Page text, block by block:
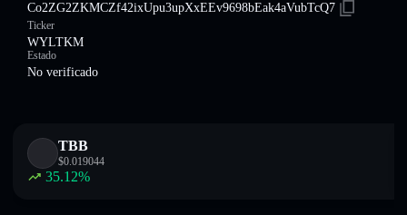
Co2ZG2ZKMCZf42ixUpu3upXxEEv9698bEak4aVubTcQ7
Ticker
WYLTKM
Estado
No verificado
TBB
$0.019044
35.12%